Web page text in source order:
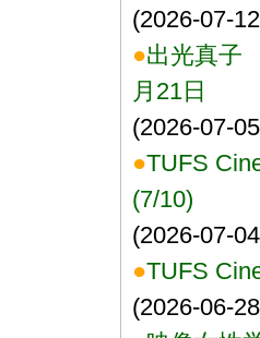
(2026-07-
●出光真子
月21日
(2026-07-
●TUFS
(7/10)
(2026-07-
●TUFS
(2026-06-